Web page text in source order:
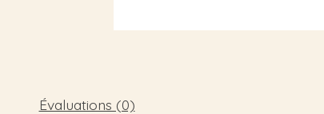
Évaluations (0)